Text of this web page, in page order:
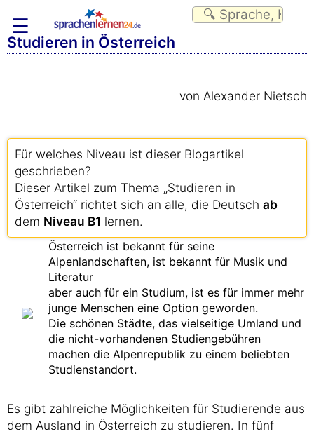
☰
Studieren in Österreich
von Alexander Nietsch
Für welches Niveau ist dieser Blogartikel
geschrieben?
Dieser Artikel zum Thema „Studieren in
Österreich“ richtet sich an alle, die Deutsch ab
dem Niveau B1 lernen.
Österreich ist bekannt für seine
Alpenlandschaften, ist bekannt für Musik und
Literatur
aber auch für ein Studium, ist es für immer mehr
junge Menschen eine Option geworden.
Die schönen Städte, das vielseitige Umland und
die nicht-vorhandenen Studiengebühren
machen die Alpenrepublik zu einem beliebten
Studienstandort.
Es gibt zahlreiche Möglichkeiten für Studierende aus
dem Ausland in Österreich zu studieren. In fünf